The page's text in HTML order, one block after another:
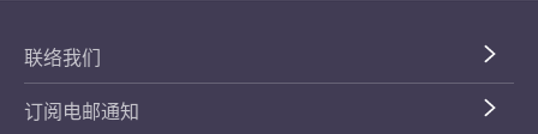
联络我们
订阅电邮通知